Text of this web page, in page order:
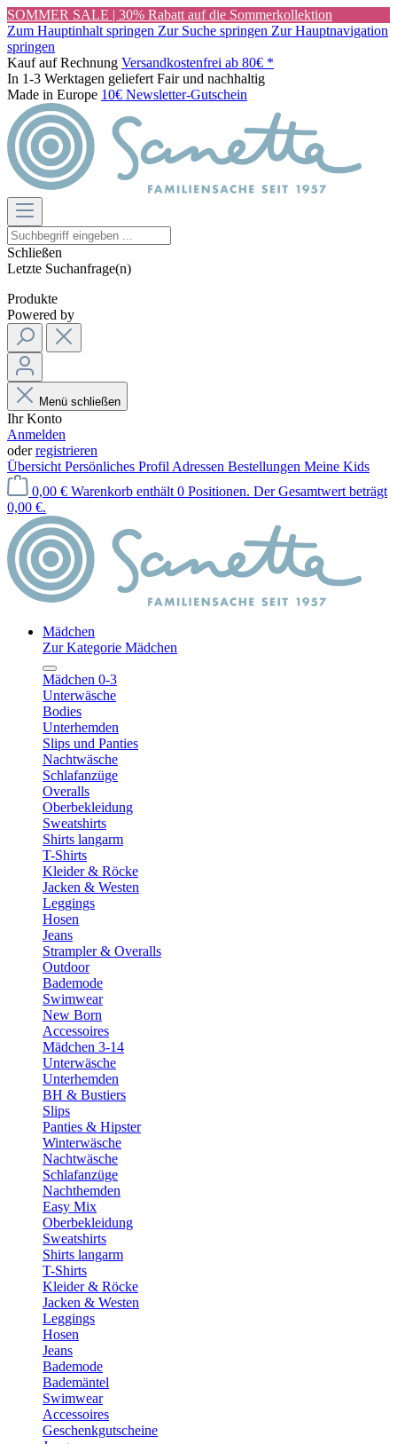
SOMMER SALE | 30% Rabatt auf die Sommerkollektion
Zum Hauptinhalt springen Zur Suche springen Zur Hauptnavigation
springen
Kauf auf Rechnung Versandkostenfrei ab 80€ *
In 1-3 Werktagen geliefert Fair und nachhaltig
Made in Europe 10€ Newsletter-Gutschein
Schließen
Letzte Suchanfrage(n)
Produkte
Powered by
Menü schließen
Ihr Konto
Anmelden
oderregistrieren
Übersicht Persönliches Profil Adressen Bestellungen Meine Kids
0,00 € Warenkorb enthält 0 Positionen. Der Gesamtwert beträgt
0,00 €.
Mädchen
Zur Kategorie Mädchen
Mädchen 0-3
Unterwäsche
Bodies
Unterhemden
Slips und Panties
Nachtwäsche
Schlafanzüge
Overalls
Oberbekleidung
Sweatshirts
Shirts langarm
T-Shirts
Kleider & Röcke
Jacken & Westen
Leggings
Hosen
Jeans
Strampler & Overalls
Outdoor
Bademode
Swimwear
New Born
Accessoires
Mädchen 3-14
Unterwäsche
Unterhemden
BH & Bustiers
Slips
Panties & Hipster
Winterwäsche
Nachtwäsche
Schlafanzüge
Nachthemden
Easy Mix
Oberbekleidung
Sweatshirts
Shirts langarm
T-Shirts
Kleider & Röcke
Jacken & Westen
Leggings
Hosen
Jeans
Bademode
Bademäntel
Swimwear
Accessoires
Geschenkgutscheine